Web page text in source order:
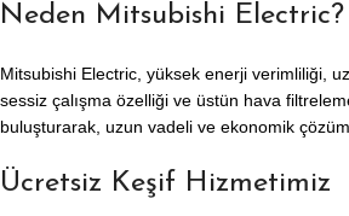
Neden Mitsubishi Electric?
Mitsubishi Electric, yüksek enerji verimliliği,
sessiz çalışma özelliği ve üstün hava
buluşturarak, uzun vadeli ve ekonomik
Ücretsiz Keşif Hizmetimiz